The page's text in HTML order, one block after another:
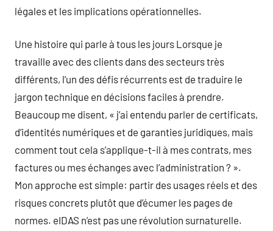
légales et les implications opérationnelles.
Une histoire qui parle à tous les jours Lorsque je
travaille avec des clients dans des secteurs très
différents, l’un des défis récurrents est de traduire le
jargon technique en décisions faciles à prendre.
Beaucoup me disent, « j’ai entendu parler de certificats,
d’identités numériques et de garanties juridiques, mais
comment tout cela s’applique-t-il à mes contrats, mes
factures ou mes échanges avec l’administration ? ».
Mon approche est simple: partir des usages réels et des
risques concrets plutôt que d’écumer les pages de
normes. eIDAS n’est pas une révolution surnaturelle.